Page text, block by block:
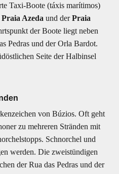
Taxi-Boote (táxis marítimos)
Praia Azeda und derPraia
der Boote liegt neben
Pedras und der Orla Bardot.
Seite der Halbinsel
von Búzios. Oft geht
zu mehreren Stränden mit
Schnorchel und
werden. Die zweistündigen
der Rua das Pedras und der